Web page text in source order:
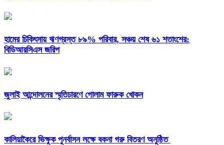
হামের চিকিৎসায় ঋণগ্রস্ত ৮৯% পরিবার, সঞ্চয় শেষ ৬১ শতাংশের:
বিডিআরসিএস জরিপ
জুলাই আন্দোলনের স্মৃতিচারণে গোলাম ফারুক খোকন
কালিয়াকৈরে ভিক্ষুক পুনর্বাসন লক্ষে বকনা গরু বিতরণ অনুষ্ঠিত